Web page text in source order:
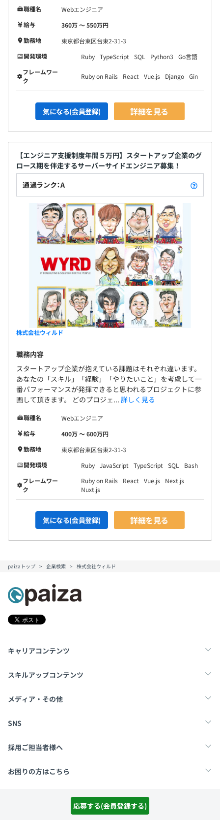
応募する(会員登録する)
職種名
Webエンジニア
給与
360万 〜 550万円
勤務地
東京都台東区台東2-31-3
開発環境
Ruby TypeScript SQL Python3
Go言語
フレームワー
ク
Ruby on Rails React Vue.js Django Gin
気になる(会員登録) 詳細を見る
【エンジニア支援制度年間５万円】スタートアップ企業のグ
ロース期を伴走するサーバーサイドエンジニア募集！
通過ランク：A
株式会社ウィルド
職務内容
スタートアップ企業が抱えている課題はそれぞれ違います。
あなたの「スキル」「経験」「やりたいこと」を考慮して一
番パフォーマンスが発揮できると思われるプロジェクトに参
画して頂きます。 どのプロジェ... 詳しく見る
職種名
Webエンジニア
給与
400万 〜 600万円
勤務地
東京都台東区台東2-31-3
開発環境
Ruby JavaScript TypeScript SQL
Bash
フレームワー
ク
Ruby on Rails React Vue.js
Next.js
Nuxt.js
気になる(会員登録) 詳細を見る
paizaトップ 企業検索 株式会社ウィルド
キャリアコンテンツ
転職・キャリア
スキルアップコンテンツ
学習
メディア・その他
Tech Team Journal
SNS
X
採用ご担当者様へ
採用・教育をお考えの企業様へ
お困りの方はこちら
利用規約プライバシーポリシーCookieポリシー
Copyright Paiza, Inc. All rights reserved.